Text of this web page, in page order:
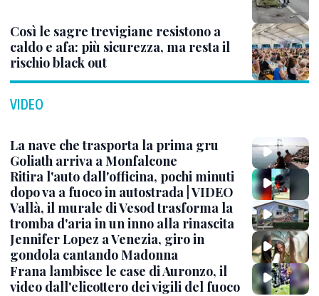
Così le sagre trevigiane resistono a
caldo e afa: più sicurezza, ma resta il
rischio black out
VIDEO
La nave che trasporta la prima gru
Goliath arriva a Monfalcone
Ritira l'auto dall'officina, pochi minuti
dopo va a fuoco in autostrada | VIDEO
Vallà, il murale di Vesod trasforma la
tromba d'aria in un inno alla rinascita
Jennifer Lopez a Venezia, giro in
gondola cantando Madonna
Frana lambisce le case di Auronzo, il
video dall'elicottero dei vigili del fuoco